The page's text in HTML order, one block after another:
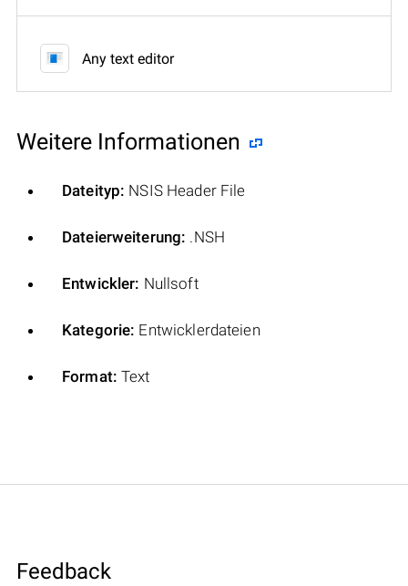
Any text editor
Weitere Informationen
Dateityp: NSIS Header File
Dateierweiterung: .NSH
Entwickler: Nullsoft
Kategorie: Entwicklerdateien
Format: Text
Feedback